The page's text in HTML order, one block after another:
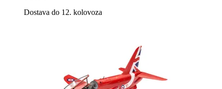
Dostava do 12. kolovoza